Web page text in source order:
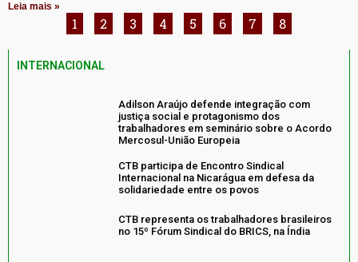
Leia mais »
1 2 3 4 5 6 7 8
INTERNACIONAL
Adilson Araújo defende integração com
justiça social e protagonismo dos
trabalhadores em seminário sobre o Acordo
Mercosul-União Europeia
CTB participa de Encontro Sindical
Internacional na Nicarágua em defesa da
solidariedade entre os povos
CTB representa os trabalhadores brasileiros
no 15º Fórum Sindical do BRICS, na Índia